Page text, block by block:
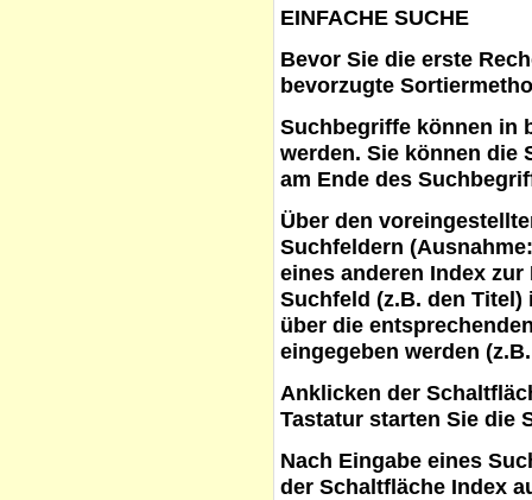
EINFACHE SUCHE
Bevor Sie die erste
bevorzugte
Suchbegriffe können in
werden. Sie können die
am Ende des
Über den
Suchfeldern
eines anderen Index
Suchfeld (z.B. den
über die
eingegeben werden
Anklicken der
Tastatur starten Sie die
Nach Eingabe eines
der Schaltfläche Index